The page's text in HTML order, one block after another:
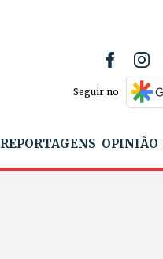
Seguir no
REPORTAGENS OPINIÃO